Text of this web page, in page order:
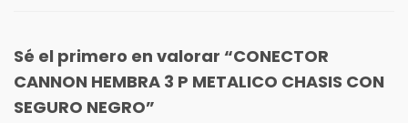
Sé el primero en valorar “CONECTOR
CANNON HEMBRA 3 P METALICO CHASIS CON
SEGURO NEGRO”